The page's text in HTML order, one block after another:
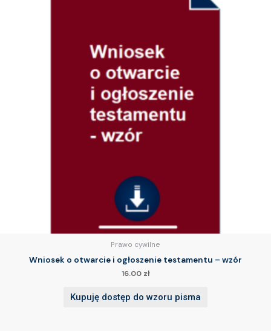
Prawo cywilne
Wniosek o otwarcie i ogłoszenie testamentu – wzór
16.00 zł
Kupuję dostęp do wzoru pisma